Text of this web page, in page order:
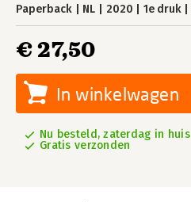
Paperback NL 2020 1e druk
€ 27,50
In winkelwagen
Nu besteld, zaterdag in huis
Gratis verzonden